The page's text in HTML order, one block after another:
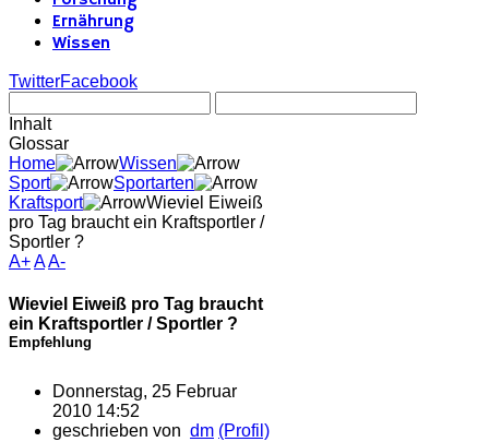
Ernährung
Wissen
TwitterFacebook
Inhalt
Glossar
Home
Wissen
Sport
Sportarten
Kraftsport
Wieviel Eiweiß
pro Tag braucht ein Kraftsportler /
Sportler ?
A+AA-
Wieviel Eiweiß pro Tag braucht
ein Kraftsportler / Sportler ?
Empfehlung
Donnerstag, 25 Februar
2010 14:52
geschrieben von dm (Profil)